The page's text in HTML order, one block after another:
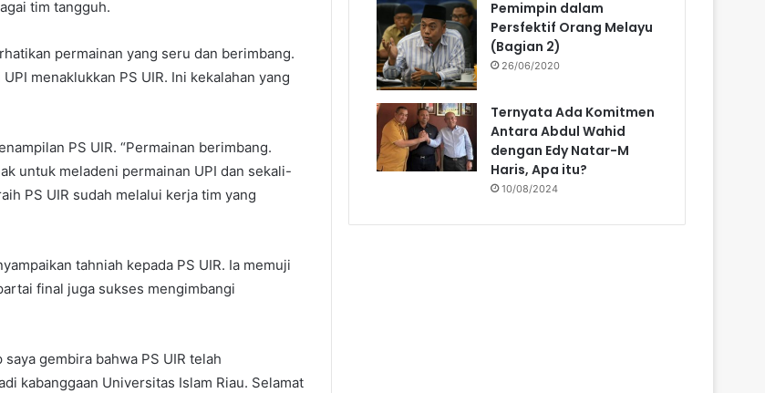
tim tangguh.
permainan yang seru dan berimbang.
menaklukkan PS UIR. Ini kekalahan yang
PS UIR. “Permainan berimbang.
untuk meladeni permainan UPI dan sekali-
PS UIR sudah melalui kerja tim yang
tahniah kepada PS UIR. Ia memuji
final juga sukses mengimbangi
gembira bahwa PS UIR telah
kabanggaan Universitas Islam Riau. Selamat
Pemimpin dalam
Persfektif Orang Melayu
(Bagian 2)
26/06/2020
Ternyata Ada Komitmen
Antara Abdul Wahid
dengan Edy Natar-M
Haris, Apa itu?
10/08/2024